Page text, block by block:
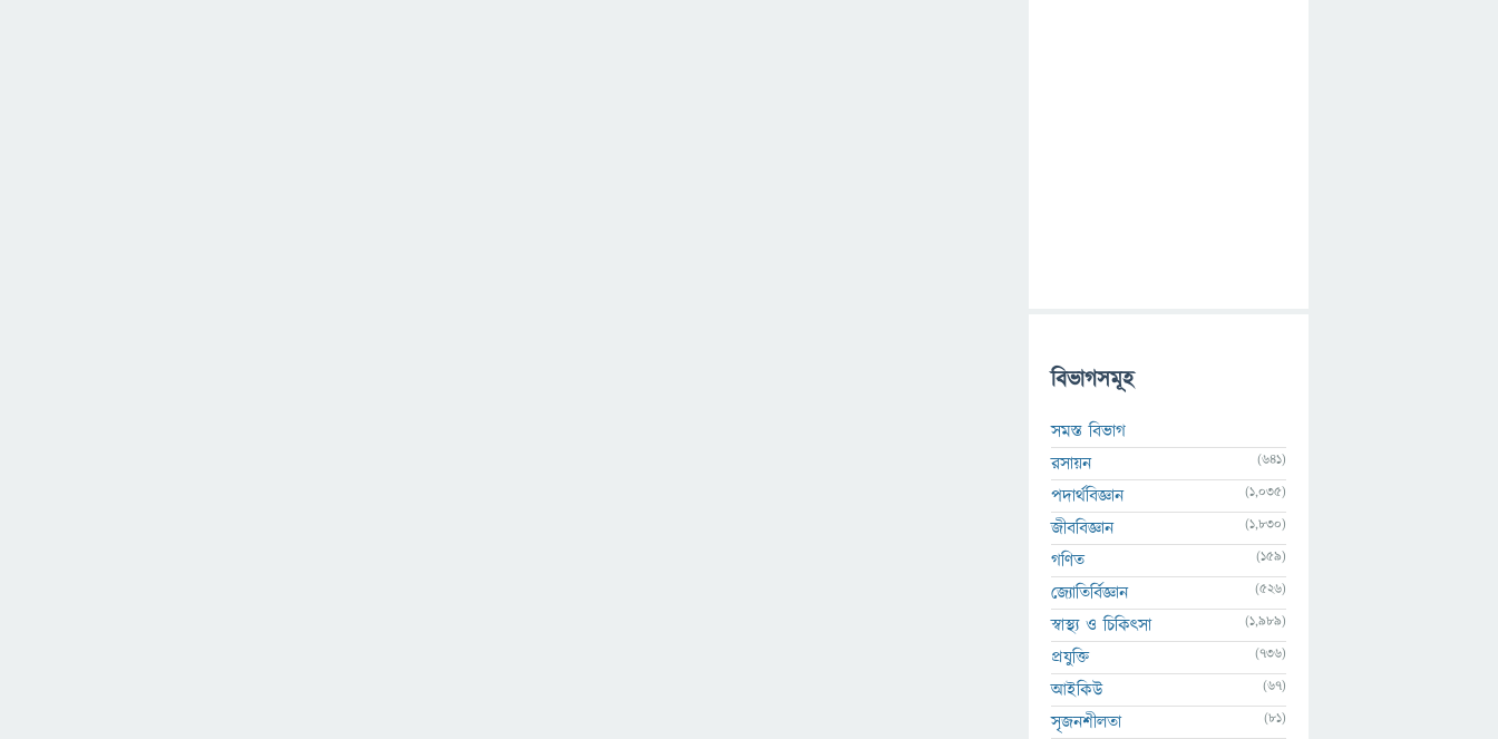
বিভাগসমূহ
সমস্ত বিভাগ
রসায়ন
(641)
পদার্থবিজ্ঞান (1,035)
জীববিজ্ঞান (1,830)
গণিত (159)
জ্যোতির্বিজ্ঞান (526)
স্বাস্থ্য ও চিকিৎসা (1,989)
প্রযুক্তি (736)
আইকিউ (67)
সৃজনশীলতা (81)